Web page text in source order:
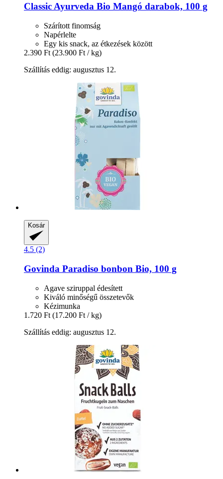
Classic Ayurveda Bio Mangó darabok, 100 g
Szárított finomság
Napérlelte
Egy kis snack, az étkezések között
2.390 Ft (23.900 Ft / kg)
Szállítás eddig: augusztus 12.
Kosár
4.5 (2)
Govinda Paradiso bonbon Bio, 100 g
Agave sziruppal édesített
Kiváló minőségű összetevők
Kézimunka
1.720 Ft (17.200 Ft / kg)
Szállítás eddig: augusztus 12.